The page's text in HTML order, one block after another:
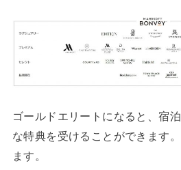
ゴールドエリートになると、宿
な特典を受けることができます
ます。